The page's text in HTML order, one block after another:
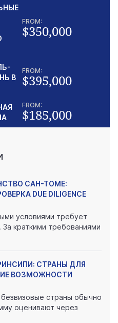
FROM:
$350,000
В
FROM:
$395,000
FROM:
$185,000
САН-ТОМЕ:
DUE DILIGENCE
условиями требует
краткими требованиями
СТРАНЫ ДЛЯ
ВОЗМОЖНОСТИ
страны обычно
оценивают через